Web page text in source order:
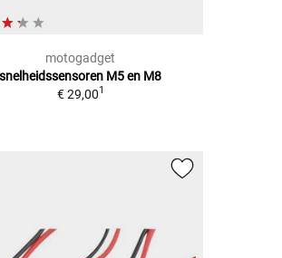
motogadget
snelheidssensoren M5 en M8
€ 29,001